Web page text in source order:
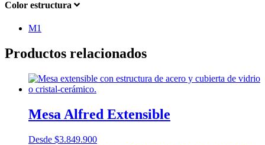
Color estructura
M1
Productos relacionados
Mesa Alfred Extensible
Desde $3.849.900